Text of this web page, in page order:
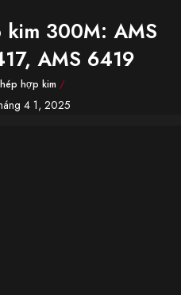
300M: AMS
AMS 6419
hợp kim /
4 1, 2025